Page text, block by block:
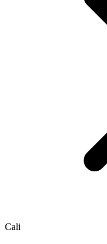
Cali